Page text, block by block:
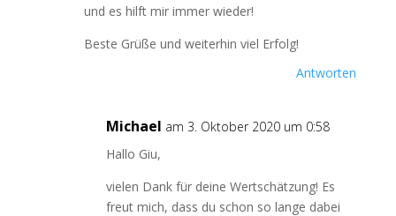
und es hilft mir immer wieder!
Beste Grüße und weiterhin viel Erfolg!
Antworten
Michael am 3. Oktober 2020 um 0:58
Hallo Giu,
vielen Dank für deine Wertschätzung! Es
freut mich, dass du schon so lange dabei